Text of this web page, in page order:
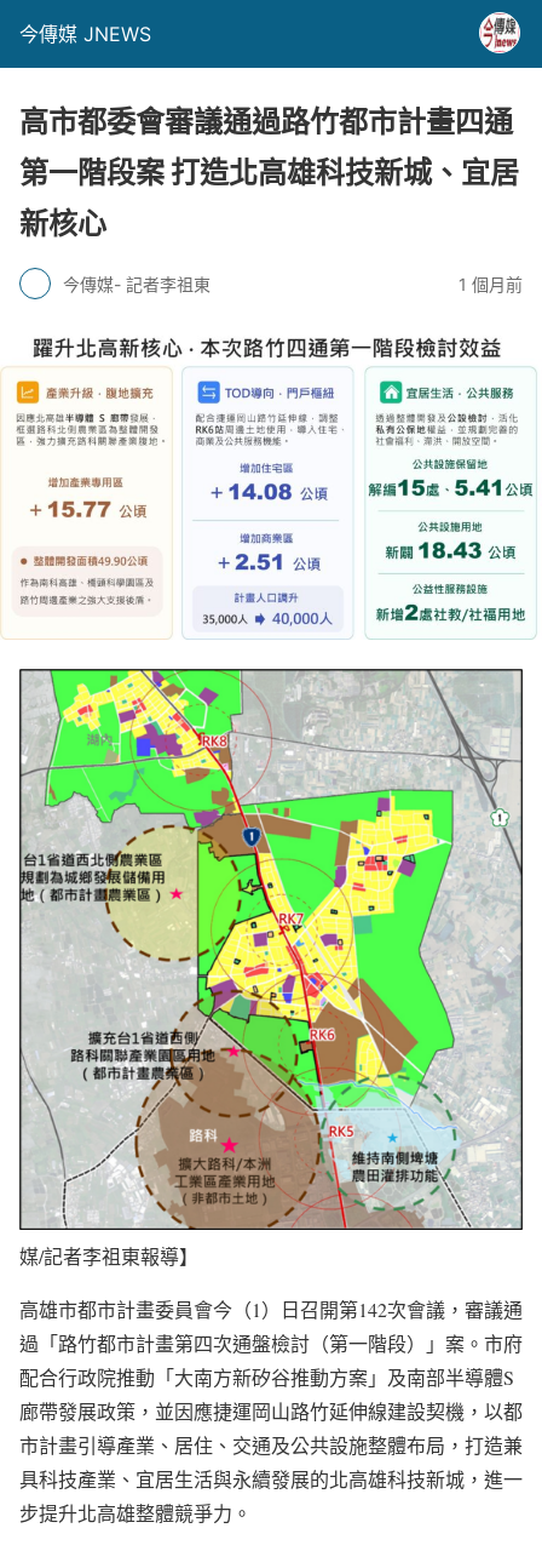
今傳媒 JNEWS
高市都委會審議通過路竹都市計畫四通
第一階段案 打造北高雄科技新城、宜居
新核心
今傳媒- 記者李祖東 1 個月前
媒/記者李祖東報導】
高雄市都市計畫委員會今（1）日召開第142次會議，審議通
過「路竹都市計畫第四次通盤檢討（第一階段）」案。市府
配合行政院推動「大南方新矽谷推動方案」及南部半導體S
廊帶發展政策，並因應捷運岡山路竹延伸線建設契機，以都
市計畫引導產業、居住、交通及公共設施整體布局，打造兼
具科技產業、宜居生活與永續發展的北高雄科技新城，進一
步提升北高雄整體競爭力。